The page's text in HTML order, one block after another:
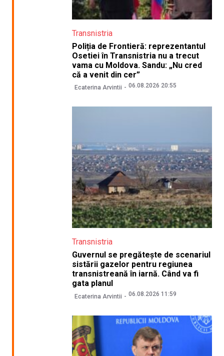
Transnistria
Poliția de Frontieră: reprezentantul
Osetiei în Transnistria nu a trecut
vama cu Moldova. Sandu: „Nu cred
că a venit din cer”
Ecaterina Arvintii 06.08.2026 20:55
Transnistria
Guvernul se pregătește de scenariul
sistării gazelor pentru regiunea
transnistreană în iarnă. Când va fi
gata planul
Ecaterina Arvintii 06.08.2026 11:59